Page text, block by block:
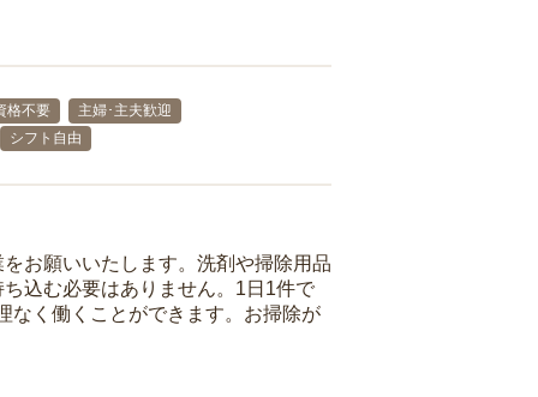
格不要
主婦･主夫歓迎
シフト自由
お願いいたします。洗剤や掃除用品
込む必要はありません。1日1件で
なく働くことができます。お掃除が